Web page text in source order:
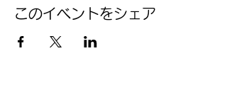
このイベントをシェア